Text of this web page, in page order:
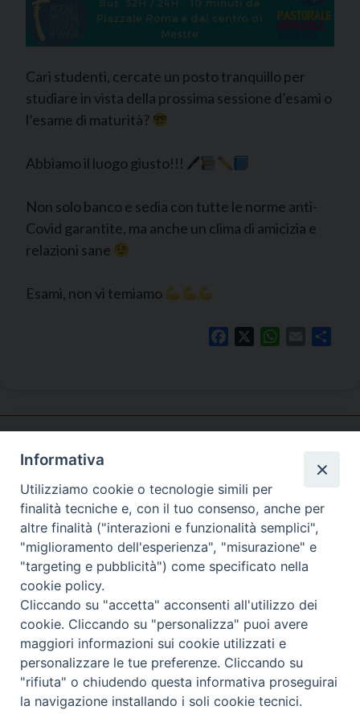
Cari studenti, cercate un posto tranquillo per
studiare in vista della prossima sessione d’esami o
l’esame di maturità?
Abbiamo il luogo giusto!!! 🖊
Non solo banco e sedia con tutte le norme anti-
Covid garantite, ma anche un clima di amicizia e
relazioni sane
Esami, non vi temiamo
Facebook WhatsApp
Email
giovanile
SEDE PRINCIPALE
Palazzo Patriarcale
San Marco, 320/A – 30124 Venezia
Tel. 041-2702411
e-mail curia@patriarcatovenezia.it
ufficiostampa@patriarcatovenezia.it
Indirizzo PEC: patriarcatovenezia@pec.chiesacattolica.it
Copyright©2024 Patriarcato di Venezia
Informativa
Utilizziamo cookie o tecnologie simili per
finalità tecniche e, con il tuo consenso, anche per
altre finalità ("interazioni e funzionalità semplici",
"miglioramento dell'esperienza", "misurazione" e
"targeting e pubblicità") come specificato nella
cookie policy.
Cliccando su "accetta" acconsenti all'utilizzo dei
cookie. Cliccando su "personalizza" puoi avere
maggiori informazioni sui cookie utilizzati e
personalizzare le tue preferenze. Cliccando su
"rifiuta" o chiudendo questa informativa proseguirai
la navigazione installando i soli cookie tecnici.